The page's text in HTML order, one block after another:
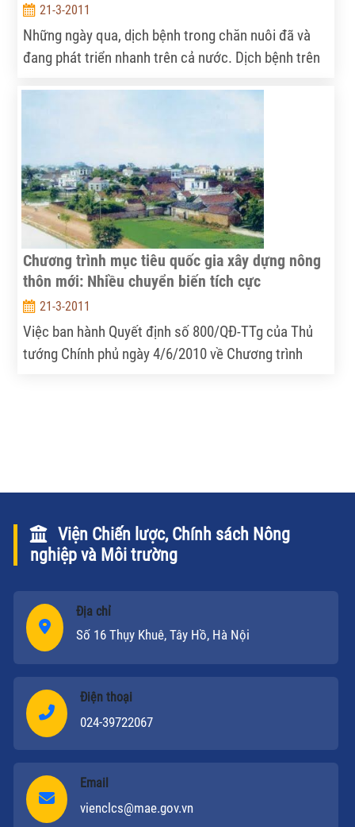
21-3-2011
Những ngày qua, dịch bệnh trong chăn nuôi đã và
đang phát triển nhanh trên cả nước. Dịch bệnh trên
thách thức không nhỏ đối với ngành chăn nuôi. Hiện
Chương trình mục tiêu quốc gia xây dựng nông
thôn mới: Nhiều chuyển biến tích cực
21-3-2011
Việc ban hành Quyết định số 800/QĐ-TTg của Thủ
tướng Chính phủ ngày 4/6/2010 về Chương trình
Viện Chiến lược, Chính sách Nông
nghiệp và Môi trường
Địa chỉ
Số 16 Thụy Khuê, Tây Hồ, Hà Nội
Điện thoại
024-39722067
Email
vienclcs@mae.gov.vn